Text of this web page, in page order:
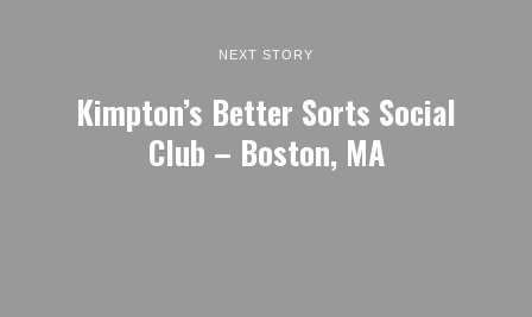
NEXT STORY
Kimpton’s Better Sorts Social
Club – Boston, MA